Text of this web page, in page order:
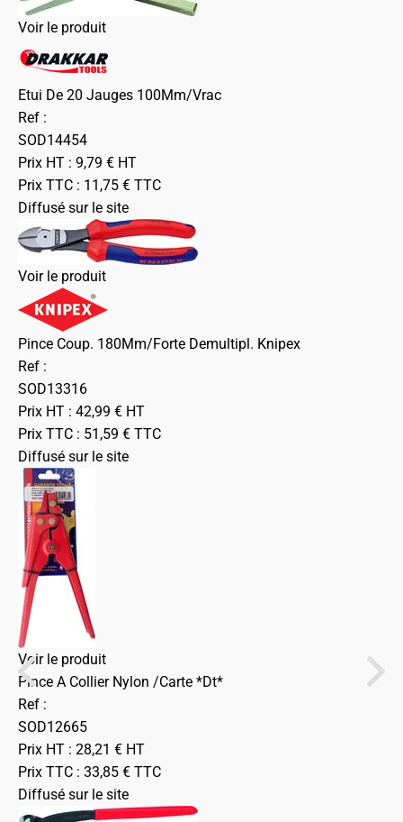
Voir le produit
Etui De 20 Jauges 100Mm/Vrac
Ref :
SOD14454
Prix HT : 9,79 € HT
Prix TTC : 11,75 € TTC
Diffusé sur le site
Voir le produit
Pince Coup. 180Mm/Forte Demultipl. Knipex
Ref :
SOD13316
Prix HT : 42,99 € HT
Prix TTC : 51,59 € TTC
Diffusé sur le site
Voir le produit
Pince A Collier Nylon /Carte *Dt*
Ref :
SOD12665
Prix HT : 28,21 € HT
Prix TTC : 33,85 € TTC
Diffusé sur le site